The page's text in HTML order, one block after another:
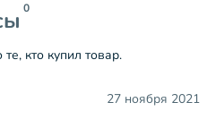
0
кто купил товар.
27 ноября 2021